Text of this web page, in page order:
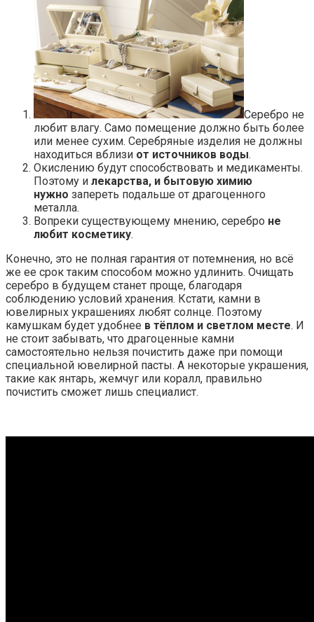
Серебро не
любит влагу. Само помещение должно быть более
или менее сухим. Серебряные изделия не должны
находиться вблизи от источников воды.
Окислению будут способствовать и медикаменты.
Поэтому и лекарства, и бытовую химию
нужно запереть подальше от драгоценного
металла.
Вопреки существующему мнению, серебро не
любит косметику.
Конечно, это не полная гарантия от потемнения, но всё
же ее срок таким способом можно удлинить. Очищать
серебро в будущем станет проще, благодаря
соблюдению условий хранения. Кстати, камни в
ювелирных украшениях любят солнце. Поэтому
камушкам будет удобнее в тёплом и светлом месте. И
не стоит забывать, что драгоценные камни
самостоятельно нельзя почистить даже при помощи
специальной ювелирной пасты. А некоторые украшения,
такие как янтарь, жемчуг или коралл, правильно
почистить сможет лишь специалист.